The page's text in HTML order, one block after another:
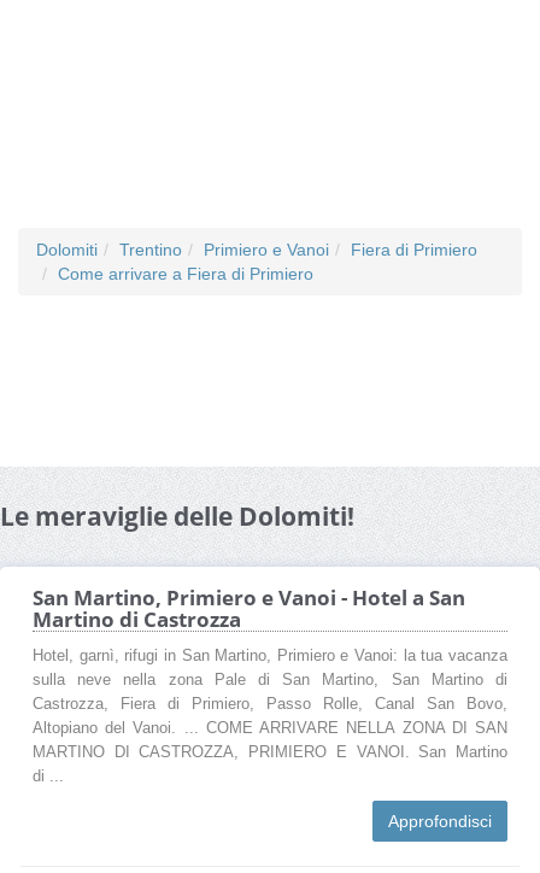
Dolomiti Trentino Primiero e Vanoi
Fiera di Primiero
Come arrivare a Fiera di Primiero
Le meraviglie delle Dolomiti!
San Martino, Primiero e Vanoi - Hotel a San
Martino di Castrozza
Hotel, garnì, rifugi in San Martino, Primiero e Vanoi: la tua vacanza
sulla neve nella zona Pale di San Martino, San Martino di
Castrozza, Fiera di Primiero, Passo Rolle, Canal San Bovo,
Altopiano del Vanoi. ... COME ARRIVARE NELLA ZONA DI SAN
MARTINO DI CASTROZZA, PRIMIERO E VANOI. San Martino
di ...
Approfondisci